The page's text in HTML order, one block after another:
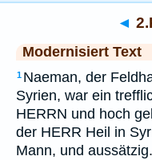
◄
Modernisiert Text
1 Naeman, der
Syrien, war ein
HERRN und hoch
der HERR Heil in
Mann, und aussätzig.